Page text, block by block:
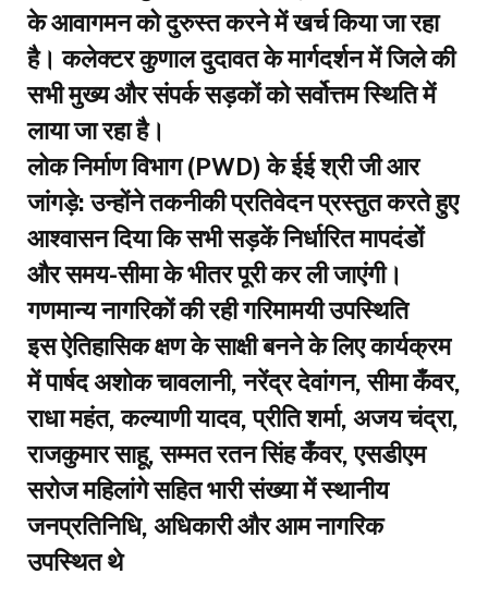
के आवागमन को दुरुस्त करने में खर्च किया जा रहा
है। कलेक्टर कुणाल दुदावत के मार्गदर्शन में जिले की
सभी मुख्य और संपर्क सड़कों को सर्वोत्तम स्थिति में
लाया जा रहा है।
​लोक निर्माण विभाग (PWD) के ईई श्री जी आर
जांगड़े: उन्होंने तकनीकी प्रतिवेदन प्रस्तुत करते हुए
आश्वासन दिया कि सभी सड़कें निर्धारित मापदंडों
और समय-सीमा के भीतर पूरी कर ली जाएंगी।
​गणमान्य नागरिकों की रही गरिमामयी उपस्थिति
​इस ऐतिहासिक क्षण के साक्षी बनने के लिए कार्यक्रम
में पार्षद अशोक चावलानी, नरेंद्र देवांगन, सीमा कँवर,
राधा महंत, कल्याणी यादव, प्रीति शर्मा, अजय चंद्रा,
राजकुमार साहू, सम्मत रतन सिंह कँवर, एसडीएम
सरोज महिलांगे सहित भारी संख्या में स्थानीय
जनप्रतिनिधि, अधिकारी और आम नागरिक
उपस्थित थे